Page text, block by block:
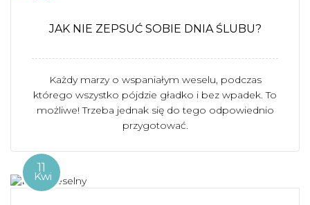
JAK NIE ZEPSUĆ SOBIE DNIA ŚLUBU?
Każdy marzy o wspaniałym weselu, podczas
którego wszystko pójdzie gładko i bez wpadek. To
możliwe! Trzeba jednak się do tego odpowiednio
przygotować.
11
Kwi